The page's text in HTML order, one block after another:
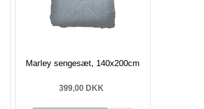
Marley sengesæt, 140x200cm
399,00 DKK